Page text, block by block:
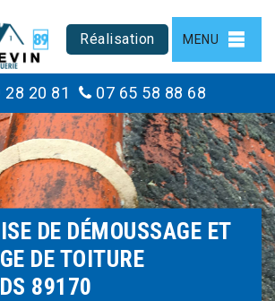
Réalisation MENU
28 20 81 07 65 58 88 68
DE DÉMOUSSAGE ET
DE TOITURE
89170